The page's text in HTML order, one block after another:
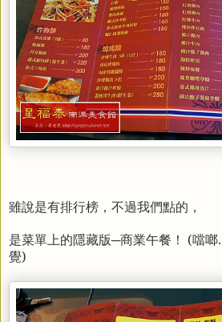
雖說是有排行榜，不過我們點的，
是菜單上的隱藏版─商業午餐！ (噹啷
覺)